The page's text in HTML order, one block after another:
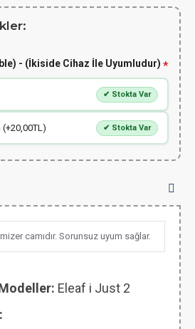
- (İkiside Cihaz İle Uyumludur)
✔ Stokta Var
✔ Stokta Var
camıdır. Sorunsuz uyum sağlar.
Eleaf i Just 2